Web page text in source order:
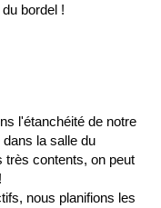
bordel !
l'étanchéité de notre
la salle du
très contents, on peut
nous planifions les